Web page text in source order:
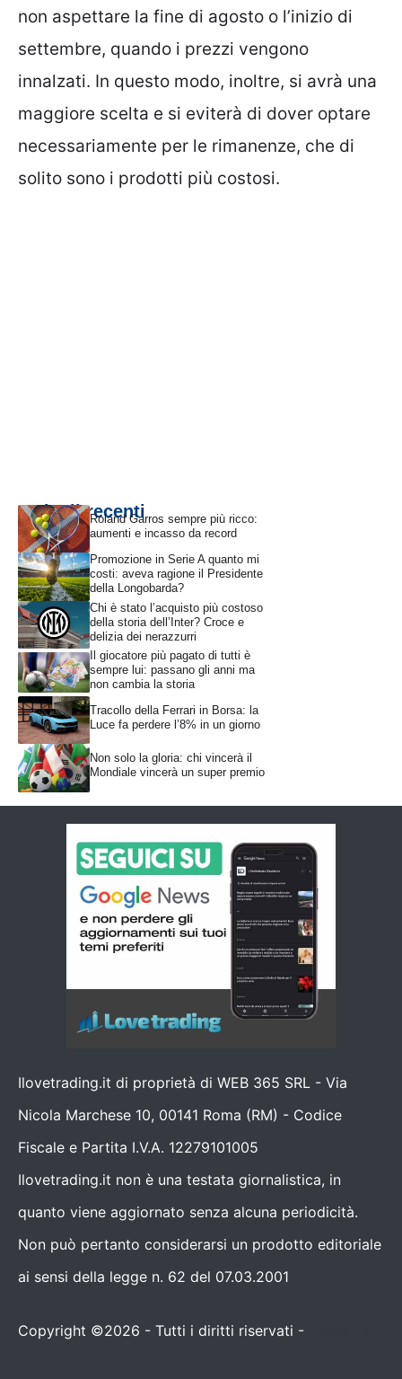
non aspettare la fine di agosto o l’inizio di
settembre, quando i prezzi vengono
innalzati. In questo modo, inoltre, si avrà una
maggiore scelta e si eviterà di dover optare
necessariamente per le rimanenze, che di
solito sono i prodotti più costosi.
Articoli recentiRoland Garros sempre più ricco:
aumenti e incasso da record
Promozione in Serie A quanto mi
costi: aveva ragione il Presidente
della Longobarda?
Chi è stato l’acquisto più costoso
della storia dell’Inter? Croce e
delizia dei nerazzurri
Il giocatore più pagato di tutti è
sempre lui: passano gli anni ma
non cambia la storia
Tracollo della Ferrari in Borsa: la
Luce fa perdere l’8% in un giorno
Non solo la gloria: chi vincerà il
Mondiale vincerà un super premio
Ilovetrading.it di proprietà di WEB 365 SRL - Via
Nicola Marchese 10, 00141 Roma (RM) - Codice
Fiscale e Partita I.V.A. 12279101005
Ilovetrading.it non è una testata giornalistica, in
quanto viene aggiornato senza alcuna periodicità.
Non può pertanto considerarsi un prodotto editoriale
ai sensi della legge n. 62 del 07.03.2001
Copyright ©2026 - Tutti i diritti riservati -